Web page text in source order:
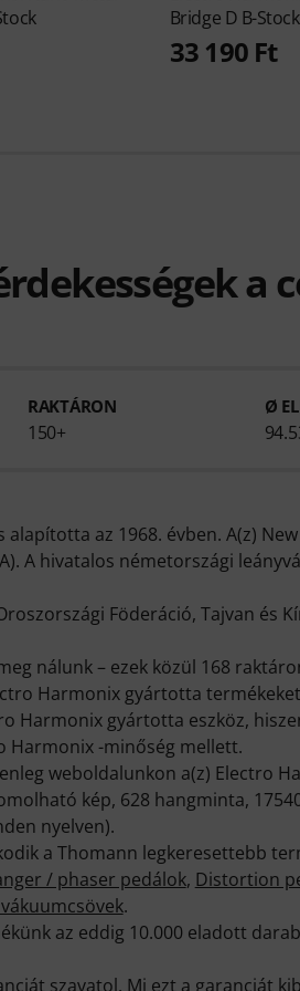
Bridge D B-Stock
33 190 Ft
a
RAKTÁRON
150+
Ø
az 1968. évben. A(z)
A hivatalos németországi
Föderáció, Tajvan és
nálunk – ezek közül 168
Harmonix gyártotta
Harmonix gyártotta eszköz,
Harmonix -minőség mellett.
weboldalunkon a(z) Electro
kép, 628 hangminta,
nyelven).
a Thomann legkeresettebb
/ phaser pedálok, Distortion
vákuumcsövek.
az eddig 10.000 eladott
szavatol. Mi ezt a garanciát